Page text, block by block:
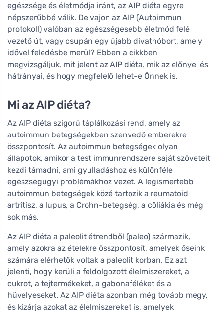
egészsége és életmódja iránt, az AIP diéta egyre
népszerűbbé válik. De vajon az AIP (Autoimmun
protokoll) valóban az egészségesebb életmód felé
vezető út, vagy csupán egy újabb divathóbort, amely
idővel feledésbe merül? Ebben a cikkben
megvizsgáljuk, mit jelent az AIP diéta, mik az előnyei és
hátrányai, és hogy megfelelő lehet-e Önnek is.
Mi az AIP diéta?
Az AIP diéta szigorú táplálkozási rend, amely az
autoimmun betegségekben szenvedő emberekre
összpontosít. Az autoimmun betegségek olyan
állapotok, amikor a test immunrendszere saját szöveteit
kezdi támadni, ami gyulladáshoz és különféle
egészségügyi problémákhoz vezet. A legismertebb
autoimmun betegségek közé tartozik a reumatoid
artritisz, a lupus, a Crohn-betegség, a cöliákia és még
sok más.
Az AIP diéta a paleolit étrendből (paleo) származik,
amely azokra az ételekre összpontosít, amelyek őseink
számára elérhetők voltak a paleolit korban. Ez azt
jelenti, hogy kerüli a feldolgozott élelmiszereket, a
cukrot, a tejtermékeket, a gabonaféléket és a
hüvelyeseket. Az AIP diéta azonban még tovább megy,
és kizárja azokat az élelmiszereket is, amelyek